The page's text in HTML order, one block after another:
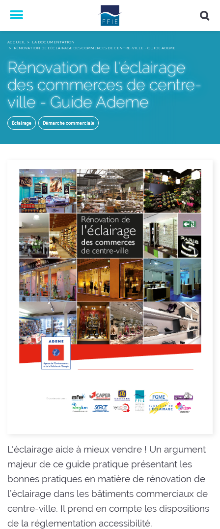
ACCUEIL
LA DOCUMENTATION
RÉNOVATION DE L'ÉCLAIRAGE DES COMMERCES DE CENTRE-VILLE - GUIDE ADEME
Rénovation de l'éclairage
des commerces de centre-
ville - Guide Ademe
Éclairage Démarche commerciale
L'éclairage aide à mieux vendre ! Un argument
majeur de ce guide pratique présentant les
bonnes pratiques en matière de rénovation de
l’éclairage dans les bâtiments commerciaux de
centre-ville. Il prend en compte les dispositions
de la réglementation accessibilité.